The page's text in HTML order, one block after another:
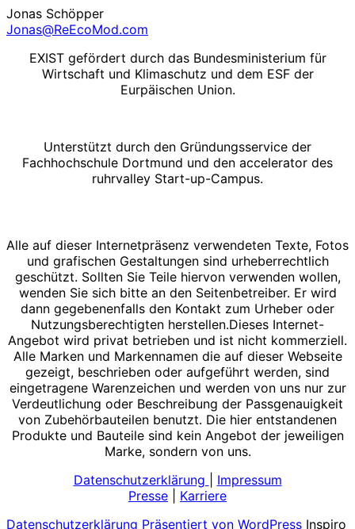
Jonas Schöpper
Jonas@ReEcoMod.com
EXIST gefördert durch das Bundesministerium für
Wirtschaft und Klimaschutz und dem ESF der
Eurpäischen Union.
Unterstützt durch den Gründungsservice der
Fachhochschule Dortmund und den accelerator des
ruhrvalley Start-up-Campus.
Alle auf dieser Internetpräsenz verwendeten Texte, Fotos
und grafischen Gestaltungen sind urheberrechtlich
geschützt. Sollten Sie Teile hiervon verwenden wollen,
wenden Sie sich bitte an den Seitenbetreiber. Er wird
dann gegebenenfalls den Kontakt zum Urheber oder
Nutzungsberechtigten herstellen.Dieses Internet-
Angebot wird privat betrieben und ist nicht kommerziell.
Alle Marken und Markennamen die auf dieser Webseite
gezeigt, beschrieben oder aufgeführt werden, sind
eingetragene Warenzeichen und werden von uns nur zur
Verdeutlichung oder Beschreibung der Passgenauigkeit
von Zubehörbauteilen benutzt. Die hier entstandenen
Produkte und Bauteile sind kein Angebot der jeweiligen
Marke, sondern von uns.
Datenschutzerklärung
Impressum
Presse
Karriere
Datenschutzerklärung Präsentiert von WordPress Inspiro